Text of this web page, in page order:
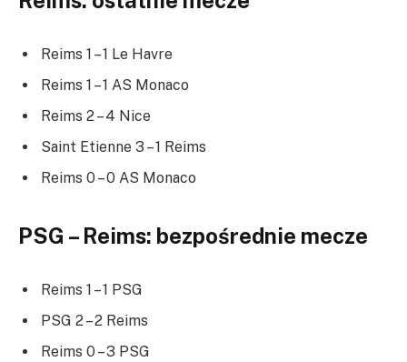
Reims 1 – 1 Le Havre
Reims 1 – 1 AS Monaco
Reims 2 – 4 Nice
Saint Etienne 3 – 1 Reims
Reims 0 – 0 AS Monaco
PSG – Reims: bezpośrednie mecze
Reims 1 – 1 PSG
PSG 2 – 2 Reims
Reims 0 – 3 PSG